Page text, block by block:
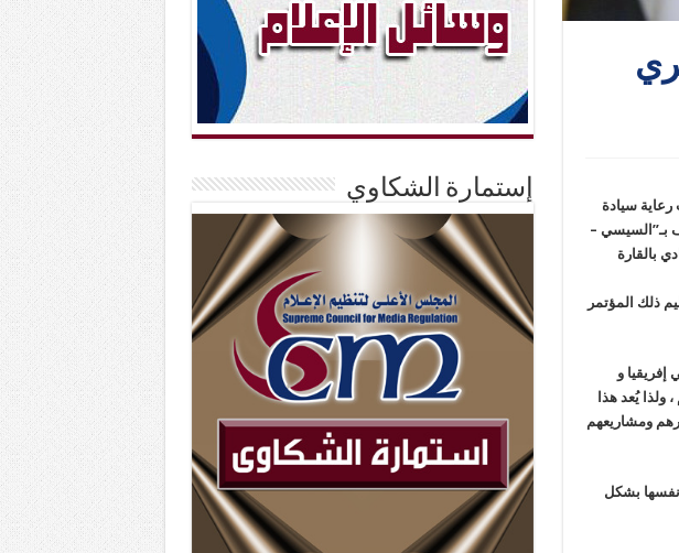
-شرم الشيخ- تحت رعاية سيادة
بـ”السيسي –
بالقارة
ذلك المؤتمر
في إفريقيا و
ولذا يُعد هذا
ومشاريعهم
نفسها بشكل
إستمارة الشكاوي